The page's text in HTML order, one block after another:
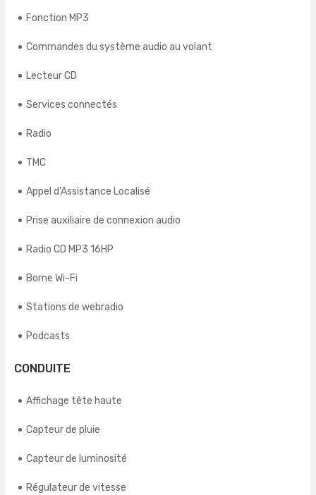
Fonction MP3
Commandes du système audio au volant
Lecteur CD
Services connectés
Radio
TMC
Appel d'Assistance Localisé
Prise auxiliaire de connexion audio
Radio CD MP3 16HP
Borne Wi-Fi
Stations de webradio
Podcasts
CONDUITE
Affichage tête haute
Capteur de pluie
Capteur de luminosité
Régulateur de vitesse